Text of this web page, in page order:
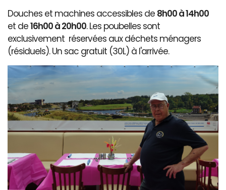
Douches et machines accessibles de 8h00 à 14h00
et de16h00 à 20h00. Les poubelles sont
exclusivement réservées aux déchets ménagers
(résiduels). Un sac gratuit (30L) à l'arrivée.